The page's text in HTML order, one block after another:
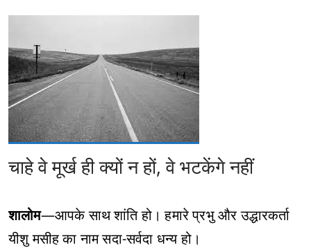
चाहे वे मूर्ख ही क्यों न हों, वे भटकेंगे नहीं
शालोम—आपके साथ शांति हो। हमारे प्रभु और उद्धारकर्ता
यीशु मसीह का नाम सदा-सर्वदा धन्य हो।